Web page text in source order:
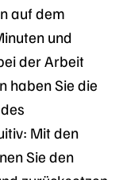
auf dem
und
der Arbeit
haben Sie die
Mit den
Sie den